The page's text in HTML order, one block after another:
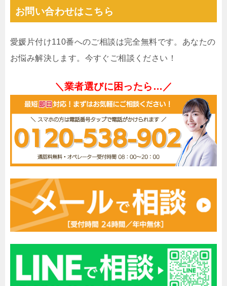
お問い合わせはこちら
愛媛片付け110番へのご相談は完全無料です。あなたの
お悩み解決します。今すぐご相談ください！
＼業者選びに困ったら…／